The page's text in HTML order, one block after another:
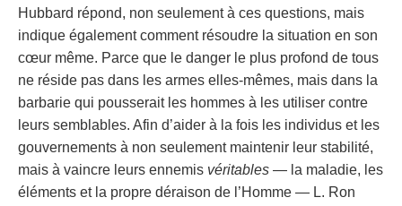
Hubbard répond, non seulement à ces questions, mais
indique également comment résoudre la situation en son
cœur même. Parce que le danger le plus profond de tous
ne réside pas dans les armes elles-mêmes, mais dans la
barbarie qui pousserait les hommes à les utiliser contre
leurs semblables. Afin d’aider à la fois les individus et les
gouvernements à non seulement maintenir leur stabilité,
mais à vaincre leurs ennemis véritables — la maladie, les
éléments et la propre déraison de l’Homme — L. Ron